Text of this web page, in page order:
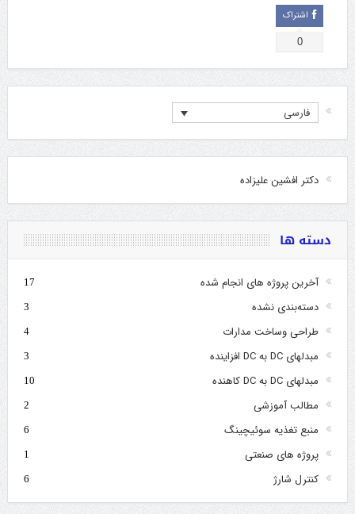
اشتراک
0
فارسی
دکتر افشین علیزاده
دسته ها
آخرین پروژه های انجام شده 17
دسته‌بندی نشده 3
طراحی وساخت مدارات 4
مبدلهای DC به DC افزاینده 3
مبدلهای DC به DC کاهنده 10
مطالب آموزشی 2
منبع تغذیه سوئیچینگ 6
پروژه های صنعتی 1
کنترل شارژ 6